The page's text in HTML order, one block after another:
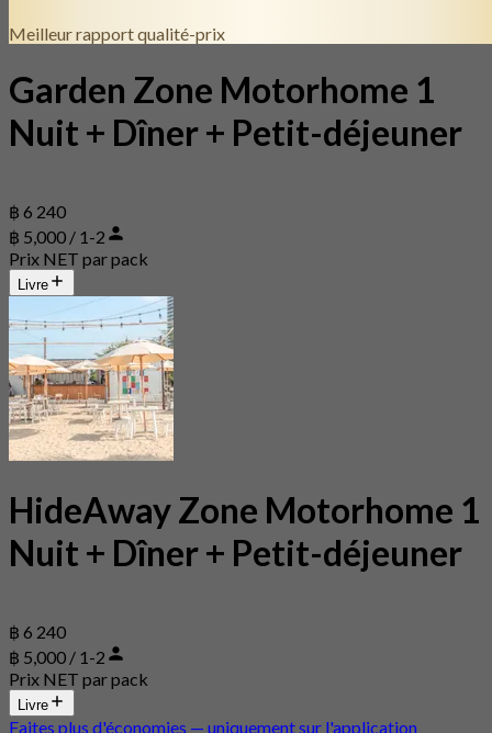
Meilleur rapport qualité-prix
Garden Zone Motorhome 1
Nuit + Dîner + Petit-déjeuner
฿ 6 240
฿ 5,000 / 1-2
Prix NET par pack
Livre
HideAway Zone Motorhome 1
Nuit + Dîner + Petit-déjeuner
฿ 6 240
฿ 5,000 / 1-2
Prix NET par pack
Livre
Faites plus d'économies — uniquement sur l'application